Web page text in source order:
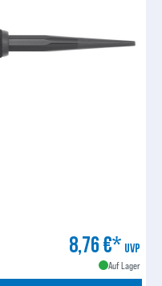
8,76 €* UVP
Auf Lager